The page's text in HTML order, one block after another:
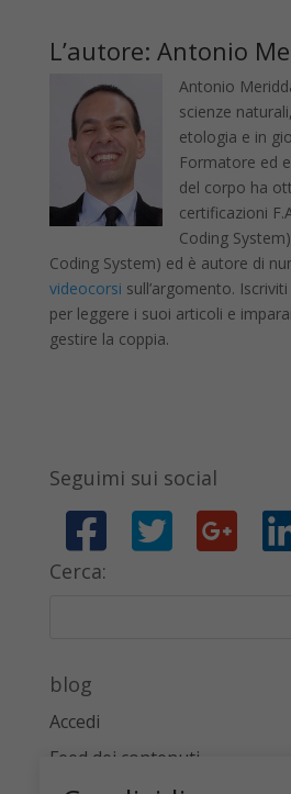
L’autore: Antonio
Antonio
scienze
etologia e in
Formatore ed
del corpo ha
certificazioni
Coding
Coding System) ed è autore di
videocorsi sull’argomento.
per leggere i suoi articoli e
gestire la coppia.
Seguimi sui social
Cerca:
blog
Accedi
Feed dei contenuti